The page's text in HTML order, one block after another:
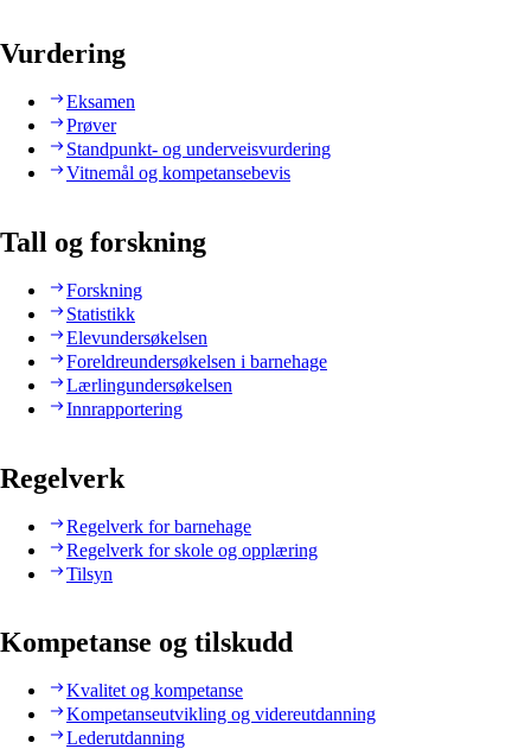
Vurdering
Eksamen
Prøver
Standpunkt- og underveisvurdering
Vitnemål og kompetansebevis
Tall og forskning
Forskning
Statistikk
Elevundersøkelsen
Foreldreundersøkelsen i barnehage
Lærlingundersøkelsen
Innrapportering
Regelverk
Regelverk for barnehage
Regelverk for skole og opplæring
Tilsyn
Kompetanse og tilskudd
Kvalitet og kompetanse
Kompetanseutvikling og videreutdanning
Lederutdanning